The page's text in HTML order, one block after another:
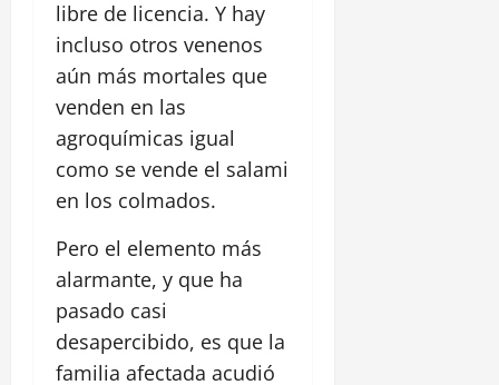
libre de licencia. Y hay
incluso otros venenos
aún más mortales que
venden en las
agroquímicas igual
como se vende el salami
en los colmados.
Pero el elemento más
alarmante, y que ha
pasado casi
desapercibido, es que la
familia afectada acudió